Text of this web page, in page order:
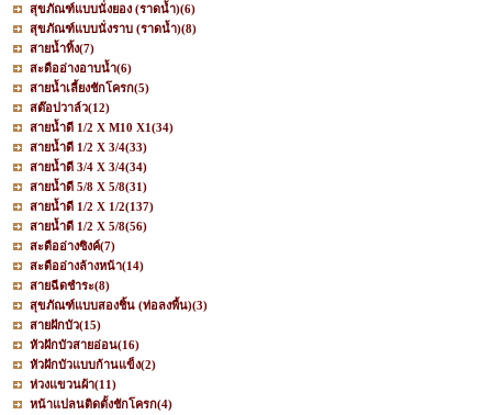
สุขภัณฑ์แบบนั่งยอง (ราดน้ำ)(6)
สุขภัณฑ์แบบนั่งราบ (ราดน้ำ)(8)
สายน้ำทิ้ง(7)
สะดืออ่างอาบน้ำ(6)
สายน้ำเลี้ยงชักโครก(5)
สต๊อปวาล์ว(12)
สายน้ำดี 1/2 X M10 X1(34)
สายน้ำดี 1/2 X 3/4(33)
สายน้ำดี 3/4 X 3/4(34)
สายน้ำดี 5/8 X 5/8(31)
สายน้ำดี 1/2 X 1/2(137)
สายน้ำดี 1/2 X 5/8(56)
สะดืออ่างซิงค์(7)
สะดืออ่างล้างหน้า(14)
สายฉีดชำระ(8)
สุขภัณฑ์แบบสองชิ้น (ท่อลงพื้น)(3)
สายฝักบัว(15)
หัวฝักบัวสายอ่อน(16)
หัวฝักบัวแบบก้านแข็ง(2)
ห่วงแขวนผ้า(11)
หน้าแปลนติดตั้งชักโครก(4)